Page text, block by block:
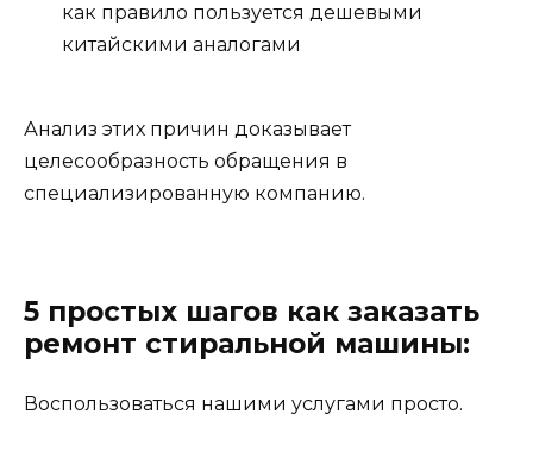
как правило пользуется дешевыми
китайскими аналогами
Анализ этих причин доказывает
целесообразность обращения в
специализированную компанию.
5 простых шагов как заказать
ремонт стиральной машины:
Воспользоваться нашими услугами просто.